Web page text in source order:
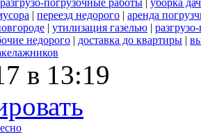
разгрузо-погрузочные работы | уборка
| переезд недорого | аренда
| утилизация газелью |
недорого | доставка до квартиры |
в 13:19